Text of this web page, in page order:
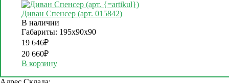
Диван Спенсер (арт. 015842)
В наличии
Габариты: 195х90х90
19 646₽
20 660₽
В корзину